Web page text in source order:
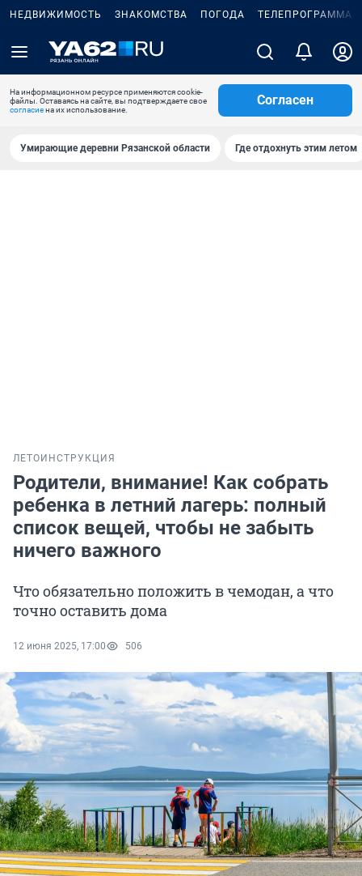
НЕДВИЖИМОСТЬ ЗНАКОМСТВА ПОГОДА ТЕЛЕПРОГРАММА
На информационном ресурсе применяются cookie-
файлы. Оставаясь на сайте, вы подтверждаете свое
согласиена их использование.
Согласен
Умирающие деревни Рязанской области Где отдохнуть этим летом
ЛЕТО ИНСТРУКЦИЯ
Родители, внимание! Как собрать
ребенка в летний лагерь: полный
список вещей, чтобы не забыть
ничего важного
Что обязательно положить в чемодан, а что
точно оставить дома
12 июня 2025, 17:00 506